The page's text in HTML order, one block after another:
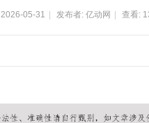
2026-05-31 发布者: 亿动网 查看: